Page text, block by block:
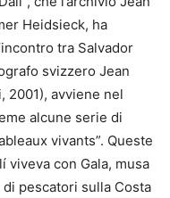
Heidsieck, ha
tra Salvador
svizzero Jean
2001), avviene nel
alcune serie di
vivants”. Queste
viveva con Gala, musa
pescatori sulla Costa